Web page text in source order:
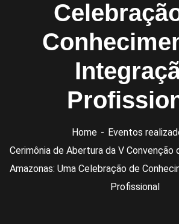
Home
Eventos
Cerimônia de Abertura da V Convenção
Amazonas: Uma Celebração de
Profissional